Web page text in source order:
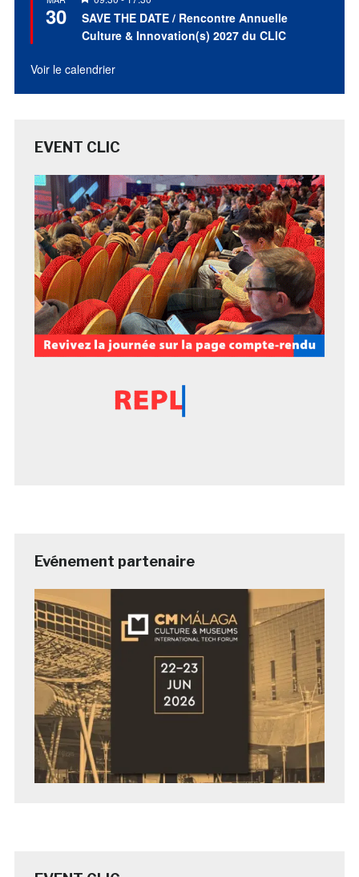
30
en
avant
SAVE THE DATE / Rencontre Annuelle
Culture & Innovation(s) 2027 du CLIC
Voir le calendrier
EVENT CLIC
Evénement partenaire